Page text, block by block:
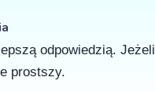
odpowiedzią.
prostszy.